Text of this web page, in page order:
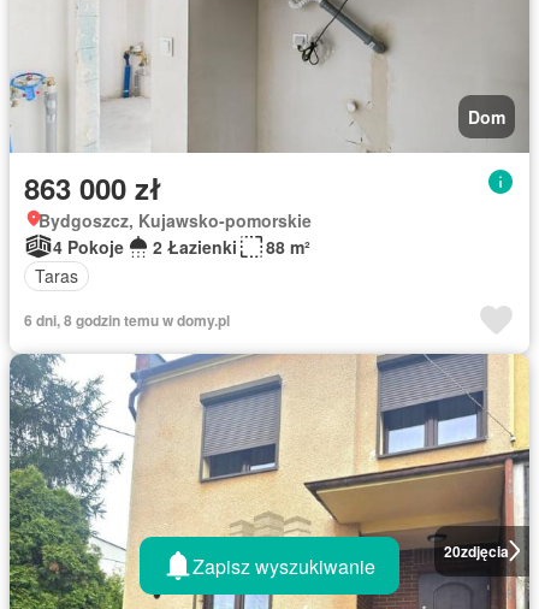
Dom
863 000 zł
Bydgoszcz, Kujawsko-pomorskie
4 Pokoje
2 Łazienki
88 m²
Taras
6 dni, 8 godzin temu w domy.pl
20zdjęcia
Zapisz wyszukiwanie